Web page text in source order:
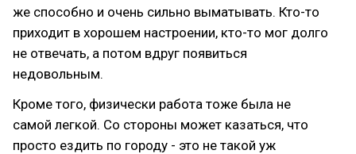
же способно и очень сильно выматывать. Кто-то
приходит в хорошем настроении, кто-то мог долго
не отвечать, а потом вдруг появиться
недовольным.
Кроме того, физически работа тоже была не
самой легкой. Со стороны может казаться, что
просто ездить по городу - это не такой уж